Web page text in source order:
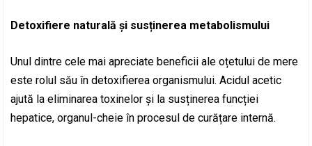
Detoxifiere naturală și susținerea metabolismului
Unul dintre cele mai apreciate beneficii ale oțetului de mere
este rolul său în detoxifierea organismului. Acidul acetic
ajută la eliminarea toxinelor și la susținerea funcției
hepatice, organul-cheie în procesul de curățare internă.